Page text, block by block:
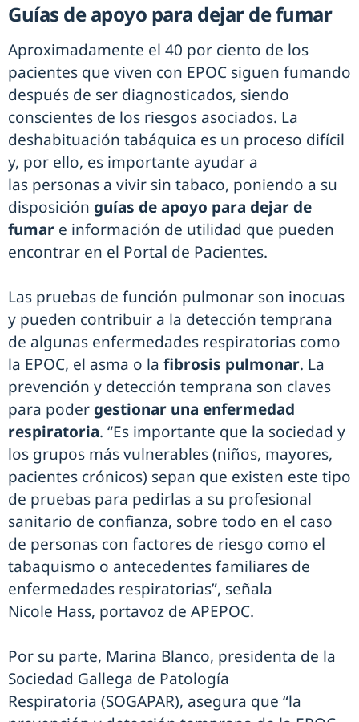
Guías de apoyo para dejar de fumar
Aproximadamente el 40 por ciento de los
pacientes que viven con EPOC siguen fumando
después de ser diagnosticados, siendo
conscientes de los riesgos asociados. La
deshabituación tabáquica es un proceso difícil
y, por ello, es importante ayudar a
las personas a vivir sin tabaco, poniendo a su
disposición guías de apoyo para dejar de
fumar e información de utilidad que pueden
encontrar en el Portal de Pacientes.
Las pruebas de función pulmonar son inocuas
y pueden contribuir a la detección temprana
de algunas enfermedades respiratorias como
la EPOC, el asma o la fibrosis pulmonar. La
prevención y detección temprana son claves
para poder gestionar una enfermedad
respiratoria. “Es importante que la sociedad y
los grupos más vulnerables (niños, mayores,
pacientes crónicos) sepan que existen este tipo
de pruebas para pedirlas a su profesional
sanitario de confianza, sobre todo en el caso
de personas con factores de riesgo como el
tabaquismo o antecedentes familiares de
enfermedades respiratorias”, señala
Nicole Hass, portavoz de APEPOC.
Por su parte, Marina Blanco, presidenta de la
Sociedad Gallega de Patología
Respiratoria (SOGAPAR), asegura que “la